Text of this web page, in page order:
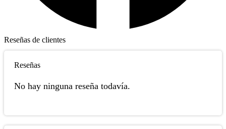
Reseñas de clientes
Reseñas
No hay ninguna reseña todavía.